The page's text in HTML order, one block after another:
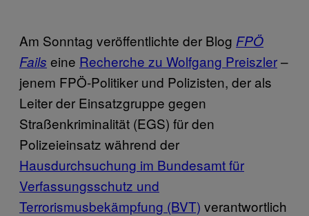
Am Sonntag veröffentlichte der Blog FPÖ
Fails eine Recherche zu Wolfgang Preiszler–
jenem FPÖ-Politiker und Polizisten, der als
Leiter der Einsatzgruppe gegen
Straßenkriminalität (EGS) für den
Polizeieinsatz während der
Hausdurchsuchung im Bundesamt für
Verfassungsschutz und
Terrorismusbekämpfung (BVT) verantwortlich